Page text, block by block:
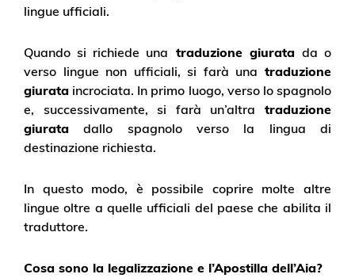
lingue ufficiali.
Quando si richiede una traduzione giurata da o
verso lingue non ufficiali, si farà una traduzione
giurata incrociata. In primo luogo, verso lo spagnolo
e, successivamente, si farà un’altra traduzione
giurata dallo spagnolo verso la lingua di
destinazione richiesta.
In questo modo, è possibile coprire molte altre
lingue oltre a quelle ufficiali del paese che abilita il
traduttore.
Cosa sono la legalizzazione e l’Apostilla dell’Aia?